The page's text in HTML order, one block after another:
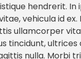
hendrerit. In
vehicula id ex.
ullamcorper
tincidunt, ultrices
nulla. Morbi